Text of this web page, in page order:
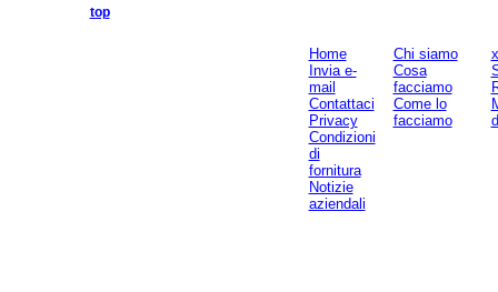
top
Home
Invia e-
mail
Contattaci
Privacy
Condizioni
di
fornitura
Notizie
aziendali
Chi siamo
Cosa
facciamo
Come lo
facciamo